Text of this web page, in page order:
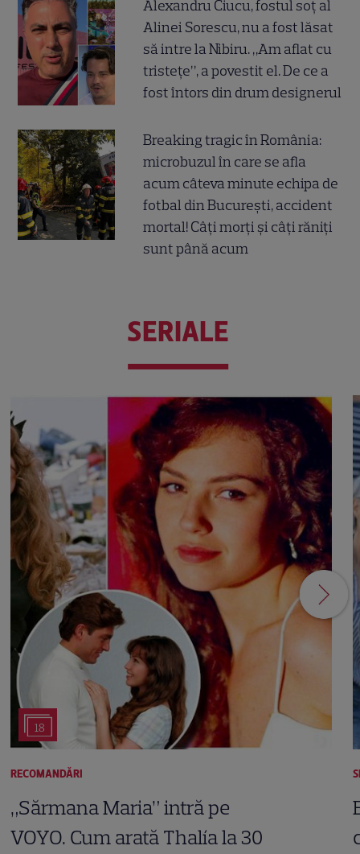
Alexandru Ciucu, fostul soț al
Alinei Sorescu, nu a fost lăsat
să intre la Nibiru. „Am aflat cu
tristețe”, a povestit el. De ce a
fost întors din drum designerul
Breaking tragic în România:
microbuzul în care se afla
acum câteva minute echipa de
fotbal din București, accident
mortal! Câți morți și câți răniți
sunt până acum
SERIALE
18
RECOMANDĂRI
„Sărmana Maria” intră pe
VOYO. Cum arată Thalía la 30